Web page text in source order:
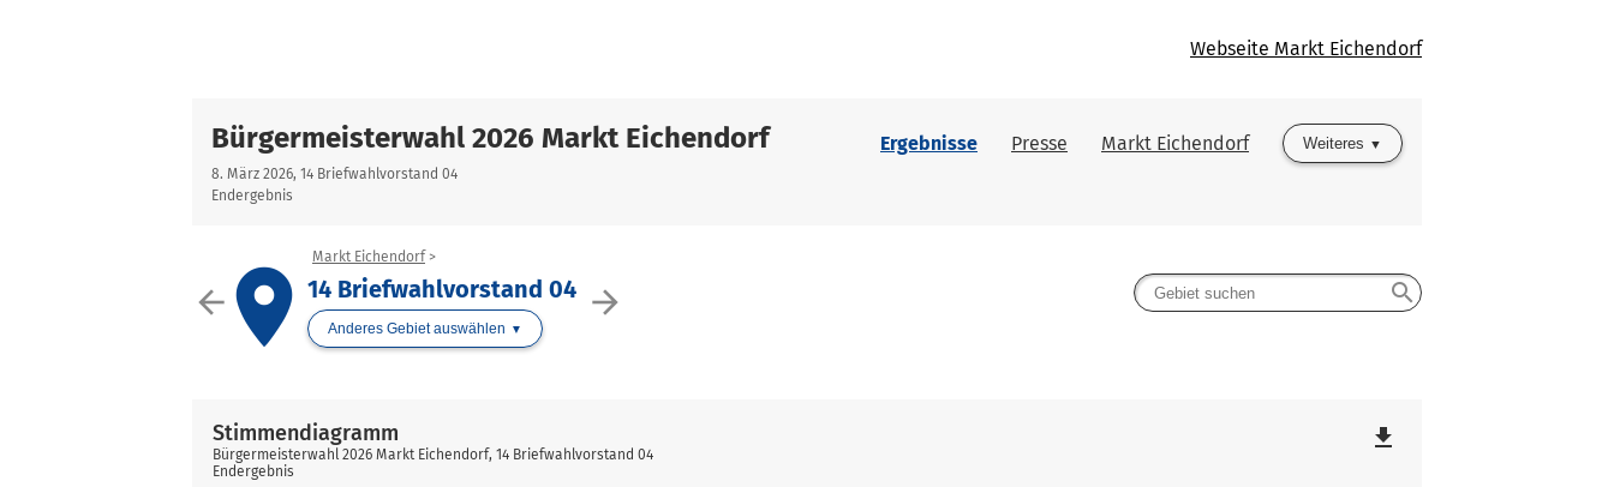
Webseite Markt Eichendorf
Bürgermeisterwahl 2026 Markt Eichendorf
8. März 2026, 14 Briefwahlvorstand 04
Endergebnis
Ergebnisse Presse Markt Eichendorf Weiteres
arrow_back arrow_forward
place
Markt Eichendorf
14 Briefwahlvorstand 04
Anderes Gebiet auswählen
search
Stimmendiagramm
Bürgermeisterwahl 2026 Markt Eichendorf, 14 Briefwahlvorstand 04
Endergebnis
file_download